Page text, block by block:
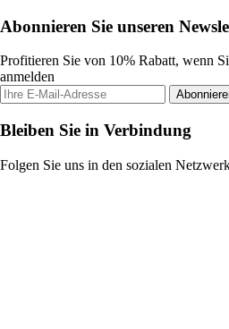
Abonnieren Sie unseren
Profitieren Sie von 10% Rabatt, wenn
anmelden
Bleiben Sie in Verbindung
Folgen Sie uns in den sozialen